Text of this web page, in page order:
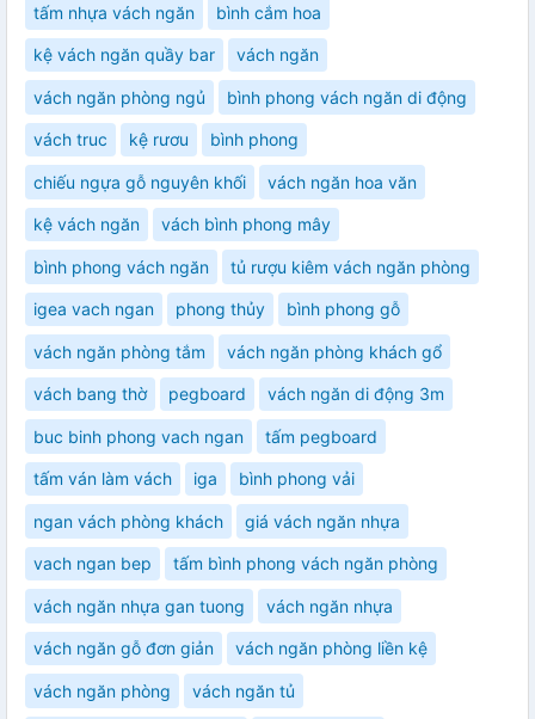
tấm nhựa vách ngăn bình cắm hoa
kệ vách ngăn quầy bar vách ngăn
vách ngăn phòng ngủ bình phong vách ngăn di động
vách truc kệ rươu bình phong
chiếu ngựa gỗ nguyên khối vách ngăn hoa văn
kệ vách ngăn vách bình phong mây
bình phong vách ngăn tủ rượu kiêm vách ngăn phòng
igea vach ngan phong thủy bình phong gỗ
vách ngăn phòng tắm vách ngăn phòng khách gổ
vách bang thờ pegboard vách ngăn di động 3m
buc binh phong vach ngan tấm pegboard
tấm ván làm vách iga bình phong vải
ngan vách phòng khách giá vách ngăn nhựa
vach ngan bep tấm bình phong vách ngăn phòng
vách ngăn nhựa gan tuong vách ngăn nhựa
vách ngăn gỗ đơn giản vách ngăn phòng liền kệ
vách ngăn phòng vách ngăn tủ